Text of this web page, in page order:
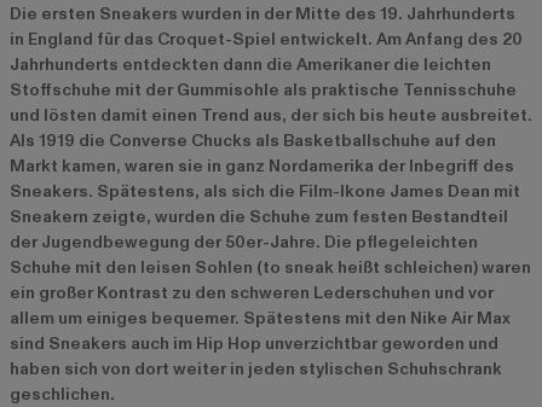
Die ersten Sneakers wurden in der Mitte des 19. Jahrhunderts
in England für das Croquet-Spiel entwickelt. Am Anfang des 20
Jahrhunderts entdeckten dann die Amerikaner die leichten
Stoffschuhe mit der Gummisohle als praktische Tennisschuhe
und lösten damit einen Trend aus, der sich bis heute ausbreitet.
Als 1919 die Converse Chucks als Basketballschuhe auf den
Markt kamen, waren sie in ganz Nordamerika der Inbegriff des
Sneakers. Spätestens, als sich die Film-Ikone James Dean mit
Sneakern zeigte, wurden die Schuhe zum festen Bestandteil
der Jugendbewegung der 50er-Jahre. Die pflegeleichten
Schuhe mit den leisen Sohlen (to sneak heißt schleichen) waren
ein großer Kontrast zu den schweren Lederschuhen und vor
allem um einiges bequemer. Spätestens mit den Nike Air Max
sind Sneakers auch im Hip Hop unverzichtbar geworden und
haben sich von dort weiter in jeden stylischen Schuhschrank
geschlichen.